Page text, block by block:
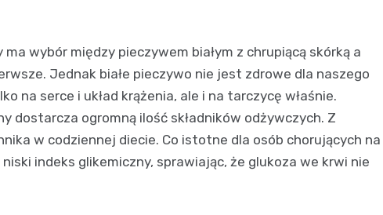
wybór między pieczywem białym z chrupiącą skórką a
Jednak białe pieczywo nie jest zdrowe dla naszego
na serce i układ krążenia, ale i na tarczycę właśnie.
dostarcza ogromną ilość składników odżywczych. Z
w codziennej diecie. Co istotne dla osób chorujących na
indeks glikemiczny, sprawiając, że glukoza we krwi nie